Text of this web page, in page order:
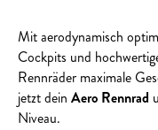
Mit aerodynamisch
Cockpits und
Rennräder maximale
jetzt dein Aero Rennrad
Niveau.